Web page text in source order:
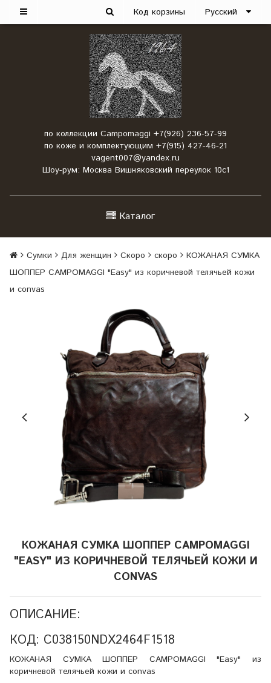
Русский
Код корзины
по коллекции Campomaggi +7(926) 236-57-99
по коже и комплектующим +7(915) 427-46-21
vagent007@yandex.ru
Шоу-рум: Москва Вишняковский переулок 10с1
Каталог
Сумки Для женщин Скоро скоро
КОЖАНАЯ СУМКА
ШОППЕР CAMPOMAGGI "Easy" из коричневой телячьей кожи
и convas
КОЖАНАЯ СУМКА ШОППЕР CAMPOMAGGI
"EASY" ИЗ КОРИЧНЕВОЙ ТЕЛЯЧЬЕЙ КОЖИ И
CONVAS
ОПИСАНИЕ:
КОД: C038150NDX2464F1518
КОЖАНАЯ СУМКА ШОППЕР CAMPOMAGGI "Easy" из
коричневой телячьей кожи и convas